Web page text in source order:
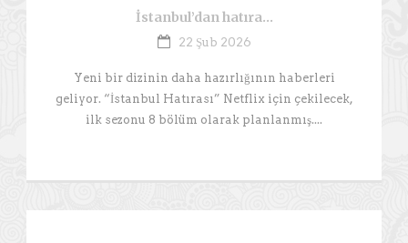
İstanbul’dan hatıra…
22 Şub 2026
Yeni bir dizinin daha hazırlığının haberleri
geliyor. “İstanbul Hatırası” Netflix için çekilecek,
ilk sezonu 8 bölüm olarak planlanmış....